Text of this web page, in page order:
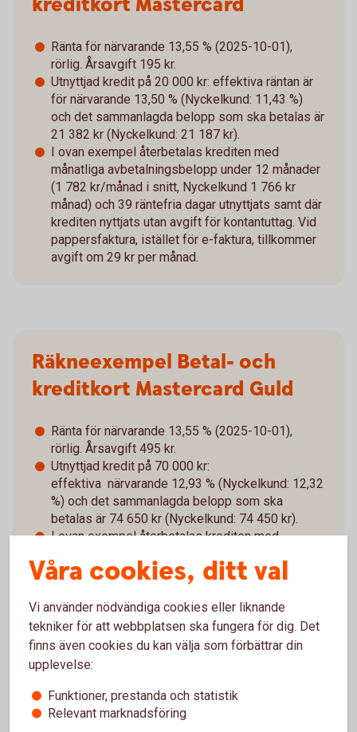
Ränta för närvarande 13,55 % (2025-10-01),
rörlig. Årsavgift 195 kr.
Utnyttjad kredit på 20 000 kr: effektiva räntan är
för närvarande 13,50 % (Nyckelkund: 11,43 %)
och det sammanlagda belopp som ska betalas är
21 382 kr (Nyckelkund: 21 187 kr).
I ovan exempel återbetalas krediten med
månatliga avbetalningsbelopp under 12 månader
(1 782 kr/månad i snitt, Nyckelkund 1 766 kr
månad) och 39 räntefria dagar utnyttjats samt där
krediten nyttjats utan avgift för kontantuttag. Vid
pappersfaktura, istället för e-faktura, tillkommer
avgift om 29 kr per månad.
Räkneexempel Betal- och
kreditkort Mastercard Guld
Ränta för närvarande 13,55 % (2025-10-01),
rörlig. Årsavgift 495 kr.
Utnyttjad kredit på 70 000 kr:
effektiva närvarande 12,93 % (Nyckelkund: 12,32
%) och det sammanlagda belopp som ska
betalas är 74 650 kr (Nyckelkund: 74 450 kr).
I ovan exempel återbetalas krediten med
(6 221 kr/månad i snitt, Nyckelkund 6 204 kr
månad) och 39 räntefria dagar utnyttjats samt där
krediten nyttjats utan avgift för kontantuttag. Vid
pappersfaktura, istället för e-faktura, tillkommer
avgift om 29 kr per månad.
Våra cookies, ditt val
Vi använder nödvändiga cookies eller liknande
tekniker för att webbplatsen ska fungera för dig. Det
finns även cookies du kan välja som förbättrar din
upplevelse:
Funktioner, prestanda och statistik
Relevant marknadsföring